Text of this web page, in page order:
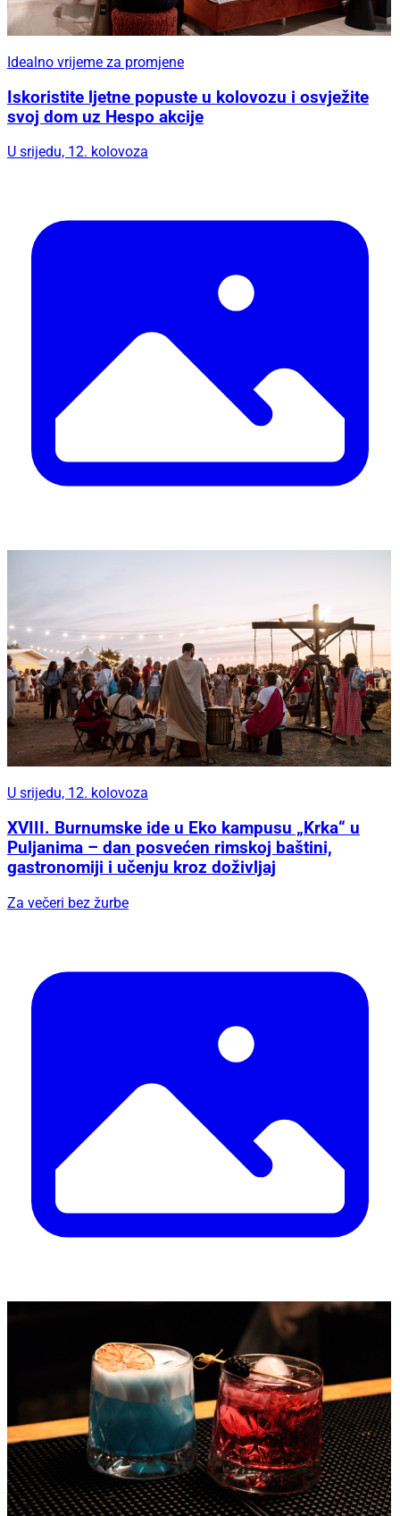
Idealno vrijeme za promjene
Iskoristite ljetne popuste u kolovozu i osvježite
svoj dom uz Hespo akcije
U srijedu, 12. kolovoza
U srijedu, 12. kolovoza
XVIII. Burnumske ide u Eko kampusu „Krka“ u
Puljanima – dan posvećen rimskoj baštini,
gastronomiji i učenju kroz doživljaj
Za večeri bez žurbe